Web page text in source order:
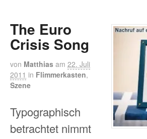
The Euro
Crisis Song
von Matthias am 22. Juli
2011 in Flimmerkasten,
Szene
Typographisch
betrachtet nimmt